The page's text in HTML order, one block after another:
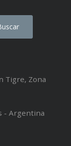
Tigre, Zona
- Argentina